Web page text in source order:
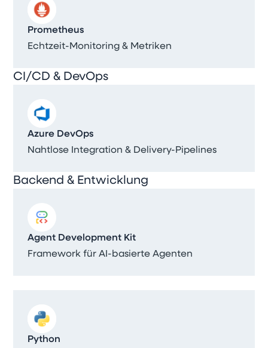
Prometheus
Echtzeit-Monitoring & Metriken
CI/CD & DevOps
Azure DevOps
Nahtlose Integration & Delivery-Pipelines
Backend & Entwicklung
Agent Development Kit
Framework für AI-basierte Agenten
Python